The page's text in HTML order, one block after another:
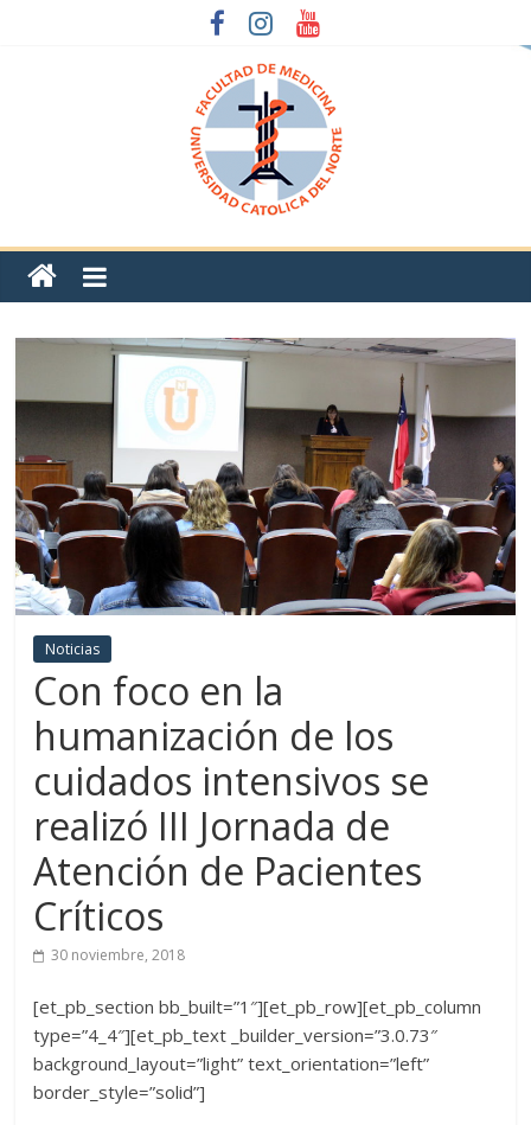
Noticias
Con foco en la
humanización de los
cuidados intensivos se
realizó III Jornada de
Atención de Pacientes
Críticos
30 noviembre, 2018
[et_pb_section bb_built=”1″][et_pb_row][et_pb_column
type=”4_4″][et_pb_text _builder_version=”3.0.73″
background_layout=”light” text_orientation=”left”
border_style=”solid”]